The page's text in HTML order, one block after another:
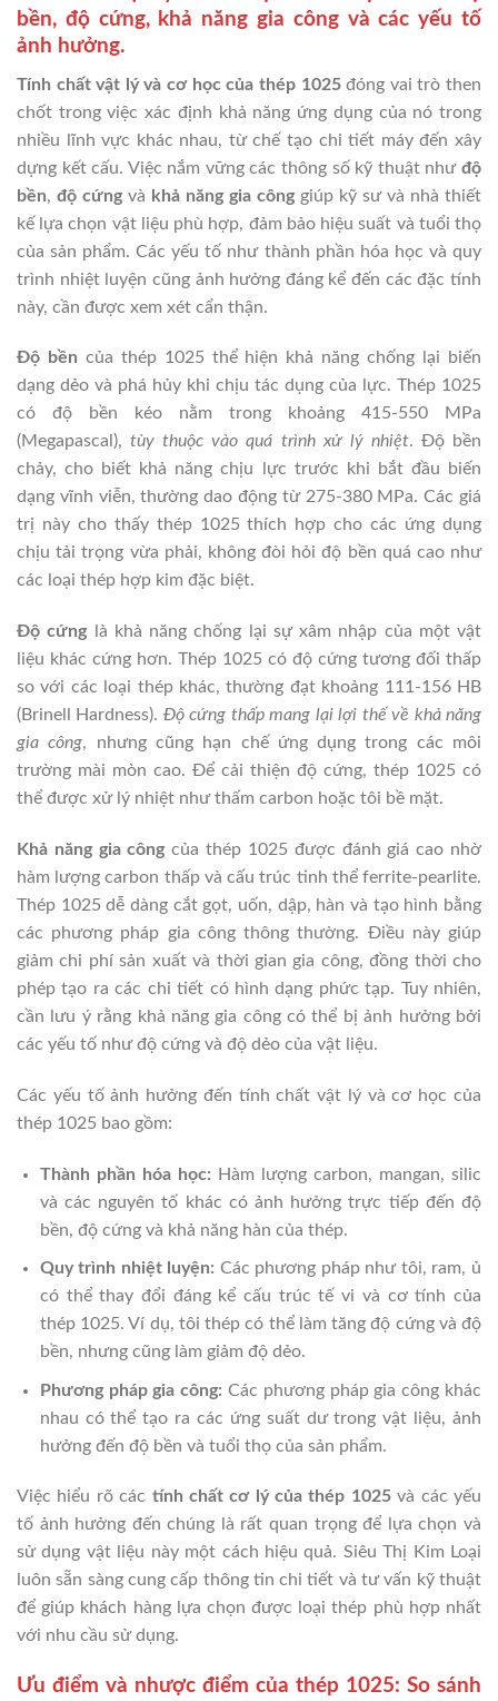
bền, độ cứng, khả năng gia công và các yếu tố
ảnh hưởng.
Tính chất vật lý và cơ học của thép 1025đóng vai trò then
chốt trong việc xác định khả năng ứng dụng của nó trong
nhiều lĩnh vực khác nhau, từ chế tạo chi tiết máy đến xây
dựng kết cấu. Việc nắm vững các thông số kỹ thuật như độ
bền, độ cứngvà khả năng gia cônggiúp kỹ sư và nhà thiết
kế lựa chọn vật liệu phù hợp, đảm bảo hiệu suất và tuổi thọ
của sản phẩm. Các yếu tố như thành phần hóa học và quy
trình nhiệt luyện cũng ảnh hưởng đáng kể đến các đặc tính
này, cần được xem xét cẩn thận.
Độ bền của thép 1025 thể hiện khả năng chống lại biến
dạng dẻo và phá hủy khi chịu tác dụng của lực. Thép 1025
có độ bền kéo nằm trong khoảng 415-550 MPa
(Megapascal),tùy thuộc vào quá trình xử lý nhiệt. Độ bền
chảy, cho biết khả năng chịu lực trước khi bắt đầu biến
dạng vĩnh viễn, thường dao động từ 275-380 MPa. Các giá
trị này cho thấy thép 1025 thích hợp cho các ứng dụng
chịu tải trọng vừa phải, không đòi hỏi độ bền quá cao như
các loại thép hợp kim đặc biệt.
Độ cứnglà khả năng chống lại sự xâm nhập của một vật
liệu khác cứng hơn. Thép 1025 có độ cứng tương đối thấp
so với các loại thép khác, thường đạt khoảng 111-156 HB
(Brinell Hardness). Độ cứng thấp mang lại lợi thế về khả năng
gia công, nhưng cũng hạn chế ứng dụng trong các môi
trường mài mòn cao. Để cải thiện độ cứng, thép 1025 có
thể được xử lý nhiệt như thấm carbon hoặc tôi bề mặt.
Khả năng gia côngcủa thép 1025 được đánh giá cao nhờ
hàm lượng carbon thấp và cấu trúc tinh thể ferrite-pearlite.
Thép 1025 dễ dàng cắt gọt, uốn, dập, hàn và tạo hình bằng
các phương pháp gia công thông thường. Điều này giúp
giảm chi phí sản xuất và thời gian gia công, đồng thời cho
phép tạo ra các chi tiết có hình dạng phức tạp. Tuy nhiên,
cần lưu ý rằng khả năng gia công có thể bị ảnh hưởng bởi
các yếu tố như độ cứng và độ dẻo của vật liệu.
Các yếu tố ảnh hưởng đến tính chất vật lý và cơ học của
thép 1025 bao gồm:
Thành phần hóa học: Hàm lượng carbon, mangan, silic
và các nguyên tố khác có ảnh hưởng trực tiếp đến độ
bền, độ cứng và khả năng hàn của thép.
Quy trình nhiệt luyện: Các phương pháp như tôi, ram, ủ
có thể thay đổi đáng kể cấu trúc tế vi và cơ tính của
thép 1025. Ví dụ, tôi thép có thể làm tăng độ cứng và độ
bền, nhưng cũng làm giảm độ dẻo.
Phương pháp gia công: Các phương pháp gia công khác
nhau có thể tạo ra các ứng suất dư trong vật liệu, ảnh
hưởng đến độ bền và tuổi thọ của sản phẩm.
Việc hiểu rõ các tính chất cơ lý của thép 1025và các yếu
tố ảnh hưởng đến chúng là rất quan trọng để lựa chọn và
sử dụng vật liệu này một cách hiệu quả. Siêu Thị Kim Loại
luôn sẵn sàng cung cấp thông tin chi tiết và tư vấn kỹ thuật
để giúp khách hàng lựa chọn được loại thép phù hợp nhất
với nhu cầu sử dụng.
Ưu điểm và nhược điểm của thép 1025: So sánh